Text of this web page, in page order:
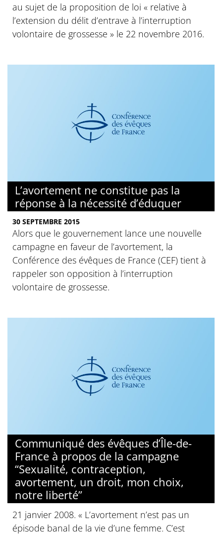
au sujet de la proposition de loi « relative à
l’extension du délit d’entrave à l’interruption
volontaire de grossesse » le 22 novembre 2016.
L’avortement ne constitue pas la
réponse à la nécessité d’éduquer
30 SEPTEMBRE 2015
Alors que le gouvernement lance une nouvelle
campagne en faveur de l’avortement, la
Conférence des évêques de France (CEF) tient à
rappeler son opposition à l’interruption
volontaire de grossesse.
Communiqué des évêques d’Île-de-
France à propos de la campagne
“Sexualité, contraception,
avortement, un droit, mon choix,
notre liberté”
21 janvier 2008. « L’avortement n’est pas un
épisode banal de la vie d’une femme. C’est